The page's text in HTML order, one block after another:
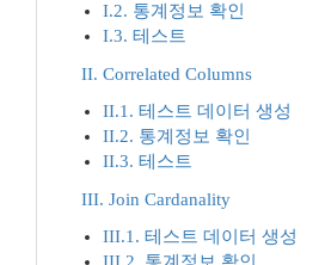
I.2. 통계정보 확인
I.3. 테스트
II. Correlated Columns
II.1. 테스트 데이터 생성
II.2. 통계정보 확인
II.3. 테스트
III. Join Cardanality
III.1. 테스트 데이터 생성